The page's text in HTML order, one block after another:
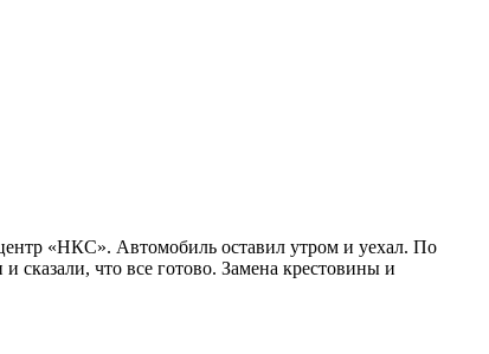
«НКС». Автомобиль оставил утром и уехал. По
сказали, что все готово. Замена крестовины и